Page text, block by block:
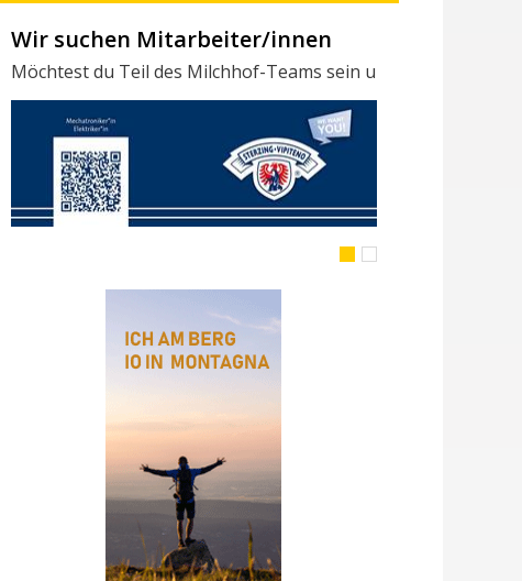
Verschiedene Tests in der Stadtapotheke -
Folgende Tests stehen in der Stadtapotheke zur Verfügung: